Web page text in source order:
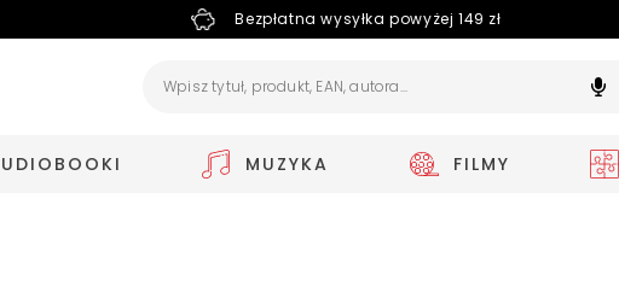
Bezpłatna wysyłka powyżej 149 zł
MUZYKA FILMY